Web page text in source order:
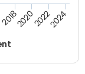
2018202020222024